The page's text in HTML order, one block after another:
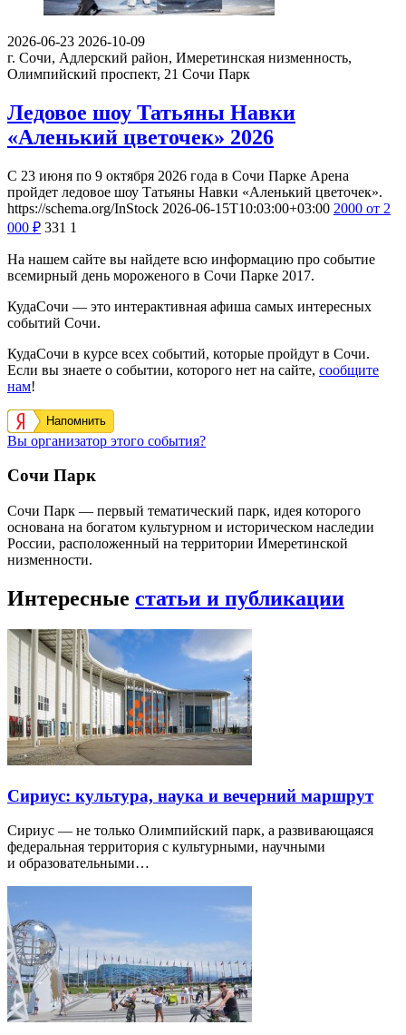
2026-06-23 2026-10-09
г. Сочи, Адлерский район, Имеретинская низменность,
Олимпийский проспект, 21 Сочи Парк
Ледовое шоу Татьяны Навки
«Аленький цветочек» 2026
С 23 июня по 9 октября 2026 года в Сочи Парке Арена
пройдет ледовое шоу Татьяны Навки «Аленький цветочек».
https://schema.org/InStock 2026-06-15T10:03:00+03:00 2000 от 2
000 ₽ 331 1
На нашем сайте вы найдете всю информацию про событие
всемирный день мороженого в Сочи Парке 2017.
КудаСочи — это интерактивная афиша самых интересных
событий Сочи.
КудаСочи в курсе всех событий, которые пройдут в Сочи.
Если вы знаете о событии, которого нет на сайте, сообщите
нам!
Напомнить
Вы организатор этого события?
Сочи Парк
Сочи Парк — первый тематический парк, идея которого
основана на богатом культурном и историческом наследии
России, расположенный на территории Имеретинской
низменности.
Интересные статьи и публикации
Сириус: культура, наука и вечерний маршрут
Сириус — не только Олимпийский парк, а развивающаяся
федеральная территория с культурными, научными
и образовательными…